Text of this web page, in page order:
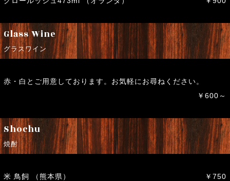
Glass Wine
グラスワイン
赤・白とご用意しております。お気軽にお尋ねください。
￥600～
Shochu
焼酎
米 鳥飼 （熊本県） ￥750